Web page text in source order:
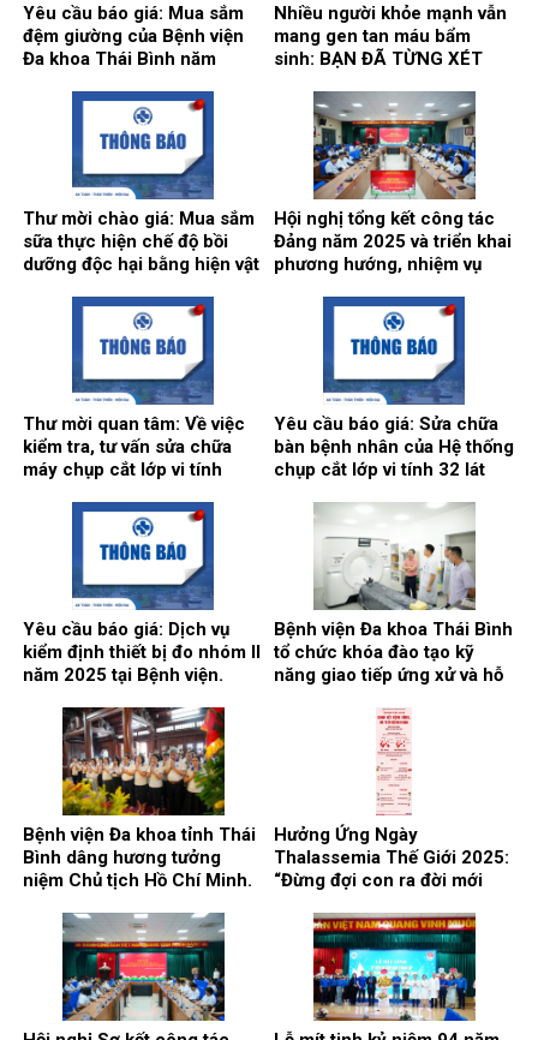
Yêu cầu báo giá: Mua sắm
đệm giường của Bệnh viện
Đa khoa Thái Bình năm
Nhiều người khỏe mạnh vẫn
mang gen tan máu bẩm
sinh: BẠN ĐÃ TỪNG XÉT
Thư mời chào giá: Mua sắm
sữa thực hiện chế độ bồi
dưỡng độc hại bằng hiện vật
Hội nghị tổng kết công tác
Đảng năm 2025 và triển khai
phương hướng, nhiệm vụ
Thư mời quan tâm: Về việc
kiểm tra, tư vấn sửa chữa
máy chụp cắt lớp vi tính
hãng sản xuất Siemens tại
Trung tâm chẩn đoán hình
ảnh và điện can thiệp.
Yêu cầu báo giá: Sửa chữa
bàn bệnh nhân của Hệ thống
chụp cắt lớp vi tính 32 lát
NOW, hãng sản xuất:
Siemens tại Trung tâm
Chẩn đoán hình ảnh và Điện
quang can thiệp.
Yêu cầu báo giá: Dịch vụ
kiểm định thiết bị đo nhóm II
năm 2025 tại Bệnh viện.
Bệnh viện Đa khoa Thái Bình
tổ chức khóa đào tạo kỹ
năng giao tiếp ứng xử và hỗ
đoán hình ảnh.
Bệnh viện Đa khoa tỉnh Thái
Bình dâng hương tưởng
niệm Chủ tịch Hồ Chí Minh.
Hưởng Ứng Ngày
Thalassemia Thế Giới 2025:
“Đừng đợi con ra đời mới
sàng lọc Thalassemia hôm
nay để bảo vệ gia đình và
tương lai”